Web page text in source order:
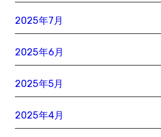
2025年7月
2025年6月
2025年5月
2025年4月